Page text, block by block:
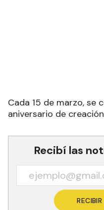
Cada 15 de marzo, se
aniversario de
Recibí las